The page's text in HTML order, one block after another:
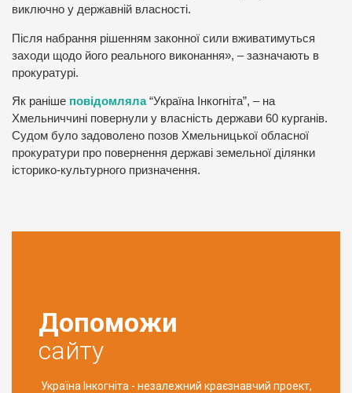
виключно у державній власності.
Після набрання рішенням законної сили вживатимуться
заходи щодо його реального виконання», – зазначають в
прокуратурі.
Як раніше повідомляла“Україна Інкогніта”, – на
Хмельниччині повернули у власність держави 60 курганів.
Судом було задоволено позов Хмельницької обласної
прокуратури про повернення державі земельної ділянки
історико-культурного призначення.
Допоможи
сайту
Україна Інкогніта - незалежний краєзнавчий проект,